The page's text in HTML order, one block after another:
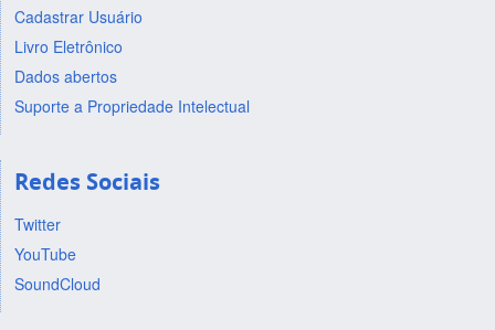
Cadastrar Usuário
Livro Eletrônico
Dados abertos
Suporte a Propriedade Intelectual
Redes Sociais
Twitter
YouTube
SoundCloud